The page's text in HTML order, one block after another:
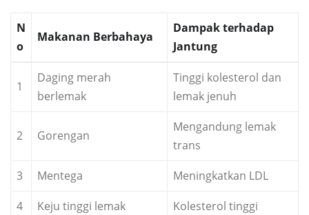
N
o
Makanan Berbahaya
Dampak terhadap
Jantung
1
Daging merah
berlemak
Tinggi kolesterol dan
lemak jenuh
2 Gorengan
Mengandung lemak
trans
3
Mentega
Meningkatkan LDL
4
Keju tinggi lemak Kolesterol tinggi